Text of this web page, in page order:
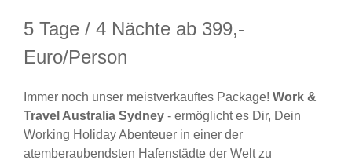
5 Tage / 4 Nächte ab 399,-
Euro/Person
Immer noch unser meistverkauftes Package! Work &
Travel Australia Sydney - ermöglicht es Dir, Dein
Working Holiday Abenteuer in einer der
atemberaubendsten Hafenstädte der Welt zu